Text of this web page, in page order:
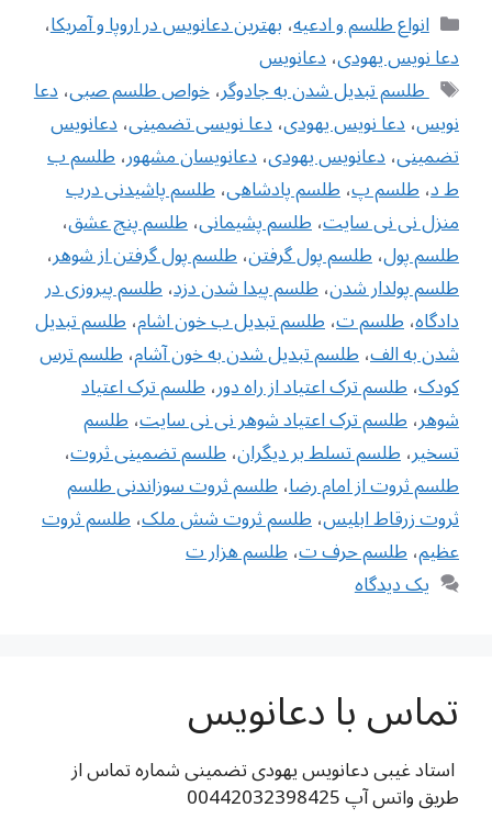
دسته‌ها
انواع طلسم و ادعیه،بهترین دعانویس در اروپا و آمریکا،
دعا نویس یهودی،دعانویس
برچسب‌ها
‌ طلسم تبدیل شدن به جادوگر،خواص طلسم صبی،دعا
نویس،دعا نویس یهودی،دعا نویسی تضمینی،دعانویس
تضمینی،دعانویس یهودی،دعانویسان مشهور،طلسم ب
ط د،طلسم پ،طلسم پادشاهی،طلسم پاشیدنی درب
منزل نی نی سایت،طلسم پشیمانی،طلسم پنج عشق،
طلسم پول،طلسم پول گرفتن،طلسم پول گرفتن از شوهر،
طلسم پولدار شدن،طلسم پیدا شدن دزد،طلسم پیروزی در
دادگاه،طلسم ت،طلسم تبدیل ب خون اشام،طلسم تبدیل
شدن به الف،طلسم تبدیل شدن به خون آشام،طلسم ترس
کودک،طلسم ترک اعتیاد از راه دور،طلسم ترک اعتیاد
شوهر،طلسم ترک اعتیاد شوهر نی نی سایت،طلسم
تسخیر،طلسم تسلط بر دیگران،طلسم تضمینی ثروت،
طلسم ثروت از امام رضا،طلسم ثروت سوزاندنی طلسم
ثروت زرقاط ابلیس،طلسم ثروت شش ملک،طلسم ثروت
عظیم،طلسم حرف ت،طلسم هزار ت
یک دیدگاه
تماس با دعانویس
استاد غیبی دعانویس یهودی تضمینی شماره تماس از
طریق واتس آپ 00442032398425